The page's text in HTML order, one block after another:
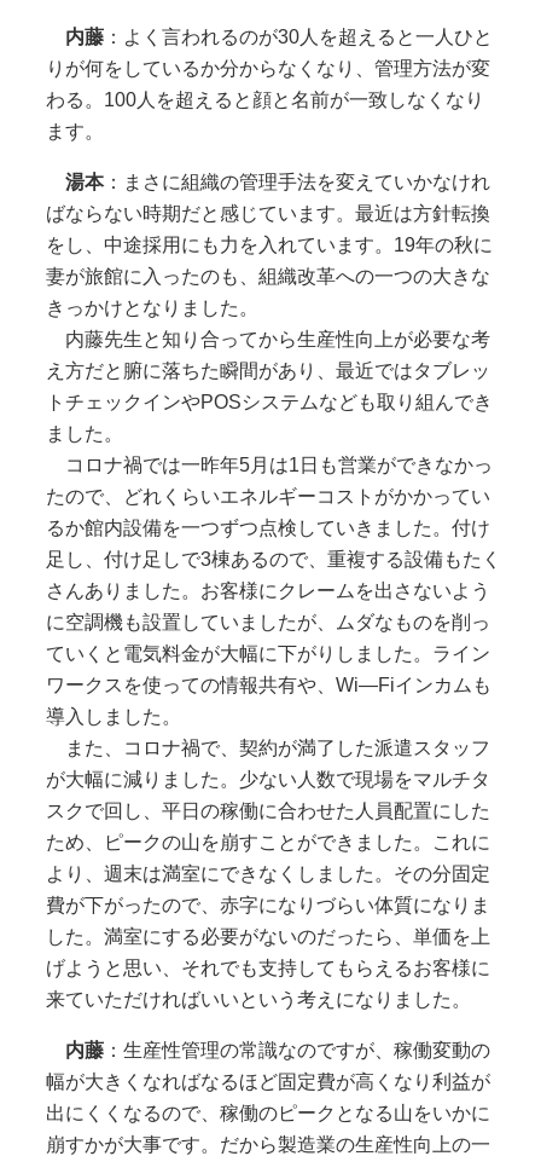
内藤：よく言われるのが30人を超えると一人ひと
りが何をしているか分からなくなり、管理方法が変
わる。100人を超えると顔と名前が一致しなくなり
ます。
湯本：まさに組織の管理手法を変えていかなけれ
ばならない時期だと感じています。最近は方針転換
をし、中途採用にも力を入れています。19年の秋に
妻が旅館に入ったのも、組織改革への一つの大きな
きっかけとなりました。
内藤先生と知り合ってから生産性向上が必要な考
え方だと腑に落ちた瞬間があり、最近ではタブレッ
トチェックインやPOSシステムなども取り組んでき
ました。
コロナ禍では一昨年5月は1日も営業ができなかっ
たので、どれくらいエネルギーコストがかかってい
るか館内設備を一つずつ点検していきました。付け
足し、付け足しで3棟あるので、重複する設備もたく
さんありました。お客様にクレームを出さないよう
に空調機も設置していましたが、ムダなものを削っ
ていくと電気料金が大幅に下がりしました。ライン
ワークスを使っての情報共有や、Wi―Fiインカムも
導入しました。
また、コロナ禍で、契約が満了した派遣スタッフ
が大幅に減りました。少ない人数で現場をマルチタ
スクで回し、平日の稼働に合わせた人員配置にした
ため、ピークの山を崩すことができました。これに
より、週末は満室にできなくしました。その分固定
費が下がったので、赤字になりづらい体質になりま
した。満室にする必要がないのだったら、単価を上
げようと思い、それでも支持してもらえるお客様に
来ていただければいいという考えになりました。
内藤：生産性管理の常識なのですが、稼働変動の
幅が大きくなればなるほど固定費が高くなり利益が
出にくくなるので、稼働のピークとなる山をいかに
崩すかが大事です。だから製造業の生産性向上の一